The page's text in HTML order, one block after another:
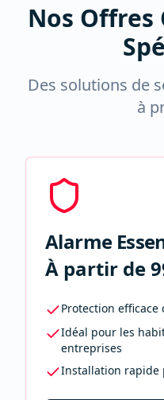
Nos Offres
Des solutions de
à
Alarme
À partir de
Protection efficace
Idéal pour les
entreprises
Installation rapide